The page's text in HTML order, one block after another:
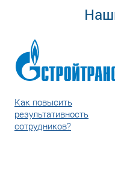
Как повысить
результативность
сотрудников?